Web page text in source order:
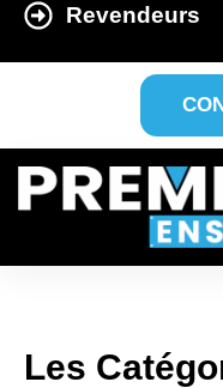
Revendeurs
Les